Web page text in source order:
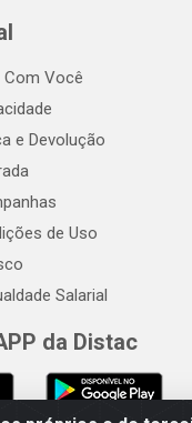
Com Você
e Devolução
de Uso
Salarial
da Distac